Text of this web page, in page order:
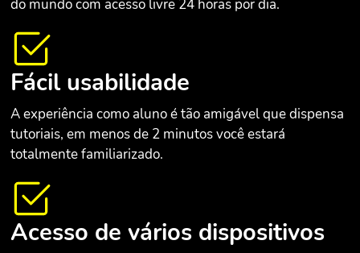
do mundo com acesso livre 24 horas por dia.
Fácil usabilidade
A experiência como aluno é tão amigável que dispensa
tutoriais, em menos de 2 minutos você estará
totalmente familiarizado.
Acesso de vários dispositivos